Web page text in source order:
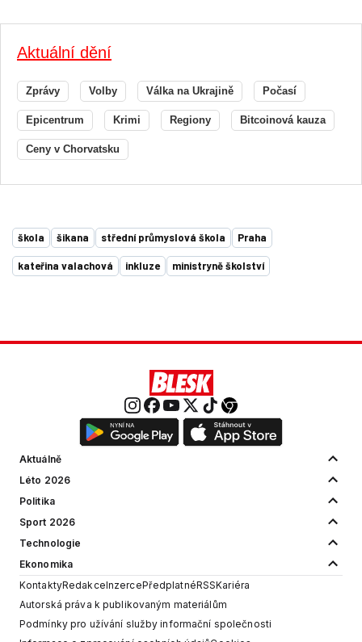
Aktuální dění
Zprávy Volby Válka na Ukrajině Počasí
Epicentrum Krimi Regiony Bitcoinová kauza
Ceny v Chorvatsku
škola šikana střední průmyslová škola Praha
kateřina valachová inkluze ministryně školství
Aktuálně
Léto 2026
Politika
Sport 2026
Technologie
Ekonomika
KontaktyRedakceInzercePředplatnéRSSKariéra
Autorská práva k publikovaným materiálům
Podmínky pro užívání služby informační společnosti